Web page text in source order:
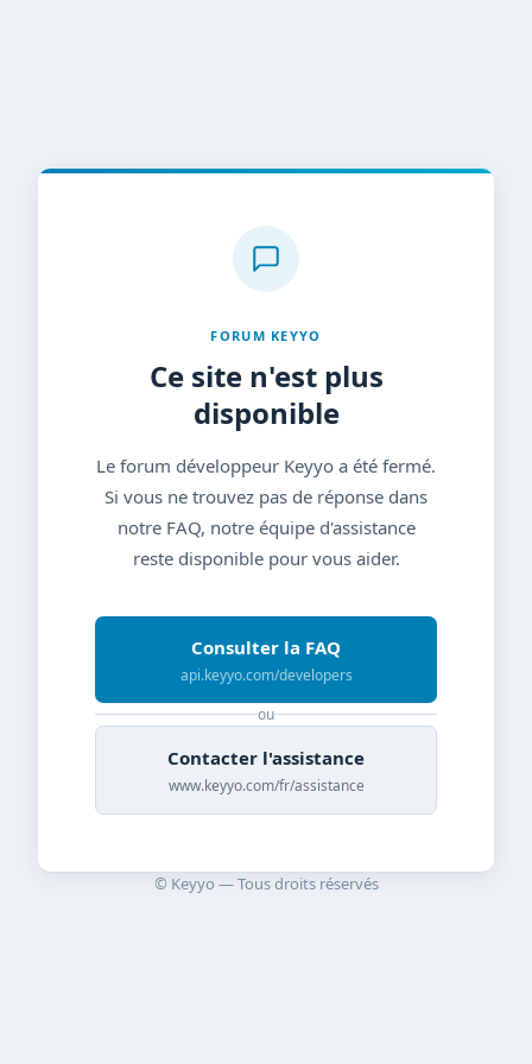
FORUM KEYYO
Ce site n'est plus
disponible
Le forum développeur Keyyo a été fermé.
Si vous ne trouvez pas de réponse dans
notre FAQ, notre équipe d'assistance
reste disponible pour vous aider.
Consulter la FAQ
api.keyyo.com/developers
ou
Contacter l'assistance
www.keyyo.com/fr/assistance
© Keyyo — Tous droits réservés